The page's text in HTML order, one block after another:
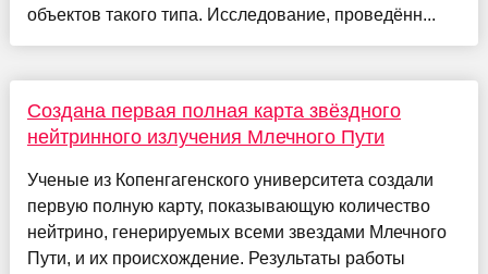
объектов такого типа. Исследование, проведённ...
Создана первая полная карта звёздного
нейтринного излучения Млечного Пути
Ученые из Копенгагенского университета создали
первую полную карту, показывающую количество
нейтрино, генерируемых всеми звездами Млечного
Пути, и их происхождение. Результаты работы